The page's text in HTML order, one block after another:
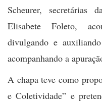
Scheurer, secretárias
Elisabete Foleto,
divulgando e
acompanhando a
A chapa teve como
e Coletividade” e